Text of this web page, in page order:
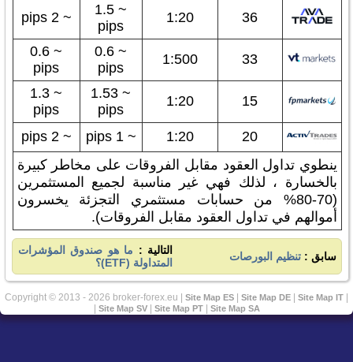
36
1:20
~ 1.5
pips
~ 2 pips
33
1:500
~ 0.6
pips
~ 0.6
pips
15
1:20
~ 1.53
pips
~ 1.3
pips
20
1:20
~ 1 pips
~ 2 pips
ينطوي تداول العقود مقابل الفروقات على مخاطر كبيرة
بالخسارة ، لذلك فهي غير مناسبة لجميع المستثمرين
(70-80% من حسابات مستثمري التجزئة يخسرون
أموالهم في تداول العقود مقابل الفروقات).
سابق : تنظيم البورصات التالية : ما هو صندوق المؤشرات
المتداولة (ETF)؟
Copyright © 2013 - 2026 broker-forex.eu | Site Map ES | Site Map DE | Site Map IT |
Site Map SV| Site Map PT| Site Map SA
|